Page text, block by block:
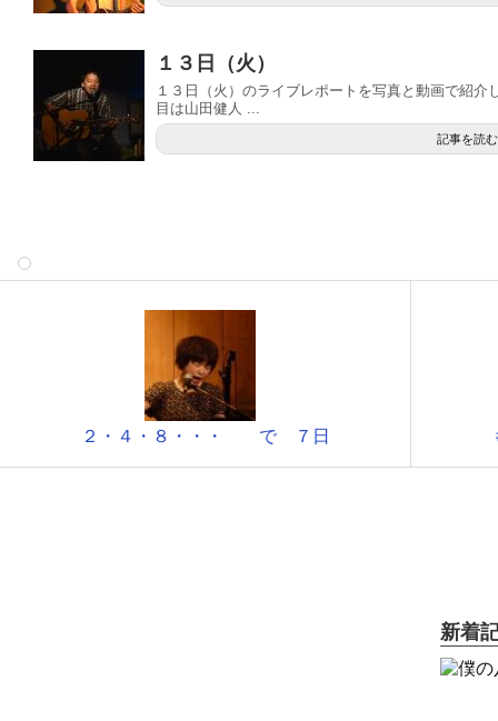
１３日（火）
１３日（火）のライブレポートを写真と動画で紹
目は山田健人 ...
記事を読む
２・４・８・・・ で ７日
新着